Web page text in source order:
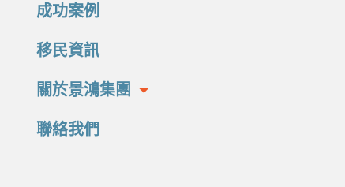
成功案例
移民資訊
關於景鴻集團
聯絡我們